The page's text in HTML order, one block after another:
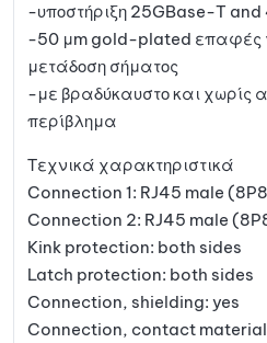
-υποστήριξη 25GBase-T
-50 μm gold-plated επαφές
μετάδοση σήματος
-με βραδύκαυστο και χωρίς
περίβλημα
Τεχνικά χαρακτηριστικά
Connection 1: RJ45 male
Connection 2: RJ45 male
Kink protection: both sides
Latch protection: both sides
Connection, shielding: yes
Connection, contact